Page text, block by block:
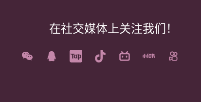
在社交媒体上关注我们！